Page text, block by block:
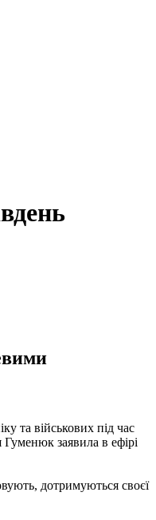
та військових під час
заявила в ефірі
дотримуються своєї